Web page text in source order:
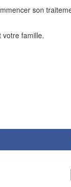
son
votre famille.